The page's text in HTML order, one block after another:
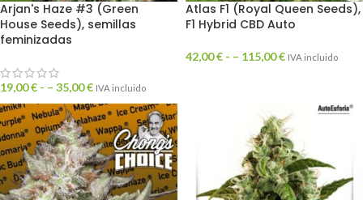
Arjan's Haze #3 (Green
House Seeds), semillas
feminizadas
19,00€ - – 35,00€ IVA incluido
Atlas F1 (Royal Queen Seeds),
F1 Hybrid CBD Auto
42,00€ - – 115,00€ IVA incluido